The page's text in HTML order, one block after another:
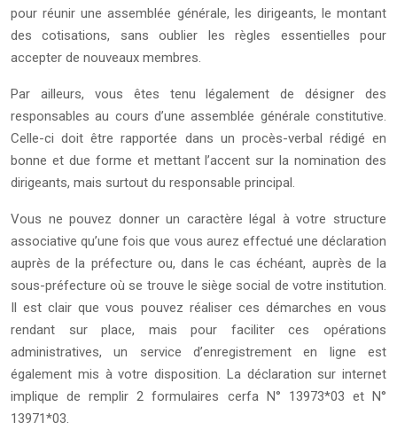
pour réunir une assemblée générale, les dirigeants, le montant
des cotisations, sans oublier les règles essentielles pour
accepter de nouveaux membres.
Par ailleurs, vous êtes tenu légalement de désigner des
responsables au cours d’une assemblée générale constitutive.
Celle-ci doit être rapportée dans un procès-verbal rédigé en
bonne et due forme et mettant l’accent sur la nomination des
dirigeants, mais surtout du responsable principal.
Vous ne pouvez donner un caractère légal à votre structure
associative qu’une fois que vous aurez effectué une déclaration
auprès de la préfecture ou, dans le cas échéant, auprès de la
sous-préfecture où se trouve le siège social de votre institution.
Il est clair que vous pouvez réaliser ces démarches en vous
rendant sur place, mais pour faciliter ces opérations
administratives, un service d’enregistrement en ligne est
également mis à votre disposition. La déclaration sur internet
implique de remplir 2 formulaires cerfa N° 13973*03 et N°
13971*03.